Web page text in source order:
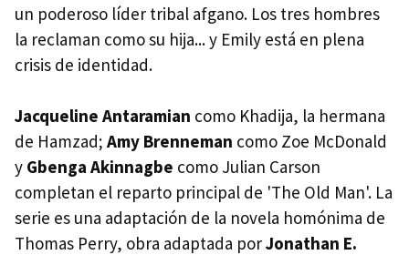
un poderoso líder tribal afgano. Los tres hombres
la reclaman como su hija... y Emily está en plena
crisis de identidad.
Jacqueline Antaramian como Khadija, la hermana
de Hamzad; Amy Brenneman como Zoe McDonald
y Gbenga Akinnagbe como Julian Carson
completan el reparto principal de 'The Old Man'. La
serie es una adaptación de la novela homónima de
Thomas Perry, obra adaptada porJonathan E.